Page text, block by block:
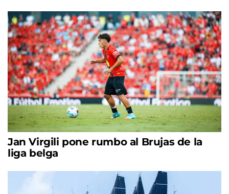
Jan Virgili pone rumbo al Brujas de la
liga belga